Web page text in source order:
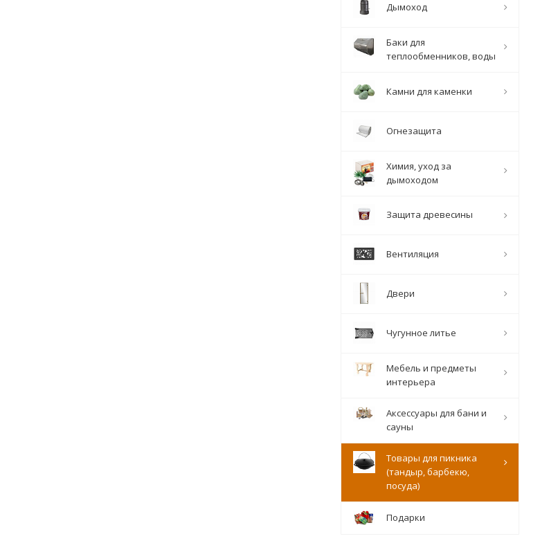
Дымоход
Баки для
теплообменников, воды
Камни для каменки
Огнезащита
Химия, уход за
дымоходом
Защита древесины
Вентиляция
Двери
Чугунное литье
Мебель и предметы
интерьера
Аксессуары для бани и
сауны
Товары для пикника
(тандыр, барбекю,
посуда)
Подарки